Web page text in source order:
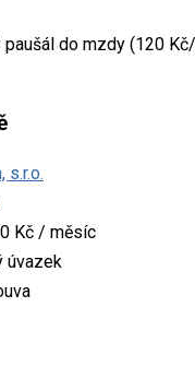
do mzdy (120
s.r.o.
Kč / měsíc
úvazek